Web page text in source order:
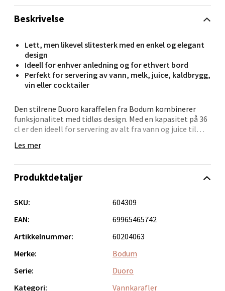
Beskrivelse
Lett, men likevel slitesterk med en enkel og elegant
design
Ideell for enhver anledning og for ethvert bord
Perfekt for servering av vann, melk, juice, kaldbrygg,
vin eller cocktailer
Den stilrene Duoro karaffelen fra Bodum kombinerer
funksjonalitet med tidløs design. Med en kapasitet på 36
cl er den ideell for servering av alt fra vann og juice til
gjør den enkel å håndtere, enten du bruker den til daglig
Laget av borosilikatglass, sørger karaffelen for at
uttrykket gjør den til en naturlig del av ethvert kjøkken
mikrobølgeovn og fryser, noe som gir maksimal
Les mer
Produktdetaljer
SKU:
604309
EAN:
69965465742
Artikkelnummer:
60204063
Merke:
Bodum
Serie:
Duoro
Kategori:
Vannkarafler
Åpent i dag 10-20
0 i butikk
Velg
Folke Bernadottes vei 52, 5147 Fyllingsdalen
Åpent i dag 10-21
0 i butikk
Aunasenteret, Sunndalsvegen 3, 7340 Oppdal